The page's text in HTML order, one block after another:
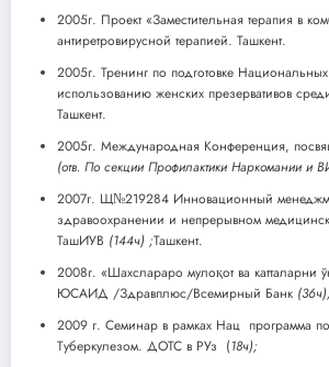
2005г. Проект «Заместительная терапия в
антиретровирусной терапией. Ташкент.
2005г. Тренинг по подготовке
использованию женских презервативов
Ташкент.
2005г. Международная Конференция,
(отв. По секции Профилактики Наркомании
2007г. Щ№219284 Инновационный
здравоохранении и непрерывном
ТашИУВ (144ч) ;Ташкент.
2008г. «Шахслараро мулоқот ва катталарни
ЮСАИД /Здравплюс/Всемирный Банк (36ч);
2009 г. Семинар в рамках Нац программа
Туберкулезом. ДОТС в РУз (18ч);